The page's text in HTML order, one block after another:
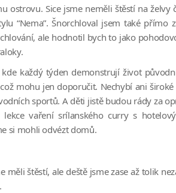
Sice jsme neměli štěstí na želvy
“Nema”. Šnorchloval jsem také přímo
ale hodnotil bych to jako
každý týden demonstrují život
mohu jen doporučit. Nechybí ani
sportů. A děti jistě budou rády za
vaření srílanského curry s
si mohli odvézt domů.
štěstí, ale deště jsme zase až tolik